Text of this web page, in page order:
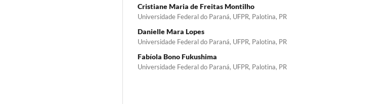
Cristiane Maria de Freitas Montilho
Universidade Federal do Paraná, UFPR, Palotina, PR
Danielle Mara Lopes
Universidade Federal do Paraná, UFPR, Palotina, PR
Fabíola Bono Fukushima
Universidade Federal do Paraná, UFPR, Palotina, PR